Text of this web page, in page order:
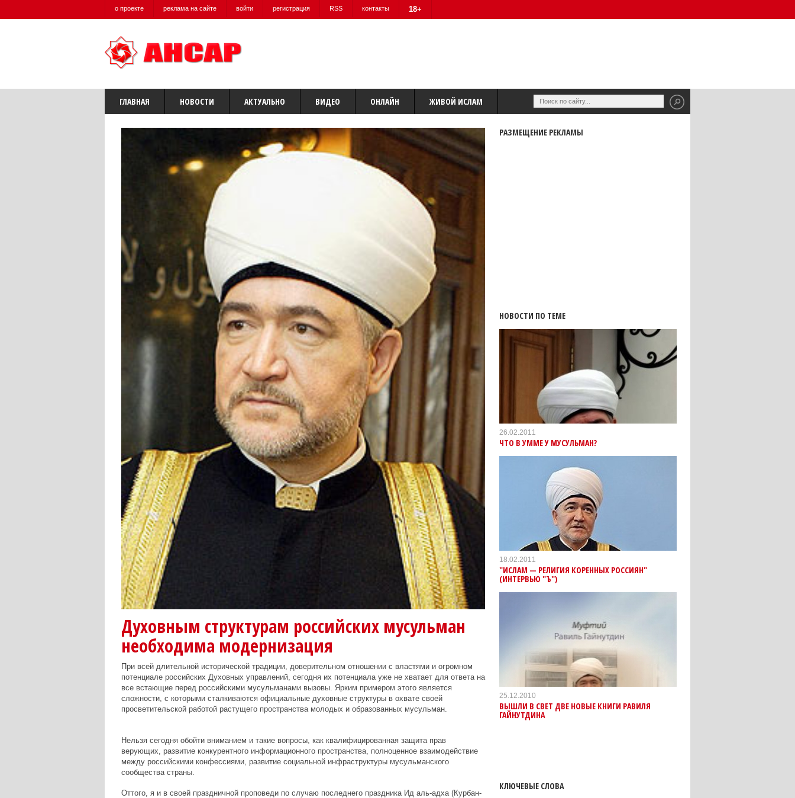
о проекте реклама на сайте войти регистрация RSS контакты 18+
ГЛАВНАЯ НОВОСТИ АКТУАЛЬНО ВИДЕО ОНЛАЙН ЖИВОЙ ИСЛАМ
Духовным структурам российских мусульман
необходима модернизация
При всей длительной исторической традиции, доверительном отношении с властями и огромном
потенциале российских Духовных управлений, сегодня их потенциала уже не хватает для ответа на
все встающие перед российскими мусульманами вызовы. Ярким примером этого является
сложности, с которыми сталкиваются официальные духовные структуры в охвате своей
просветительской работой растущего пространства молодых и образованных мусульман.
Нельзя сегодня обойти вниманием и такие вопросы, как квалифицированная защита прав
верующих, развитие конкурентного информационного пространства, полноценное взаимодействие
между российскими конфессиями, развитие социальной инфраструктуры мусульманского
сообщества страны.
Оттого, я и в своей праздничной проповеди по случаю последнего праздника Ид аль-адха (Курбан-
РАЗМЕЩЕНИЕ РЕКЛАМЫ
НОВОСТИ ПО ТЕМЕ
26.02.2011
ЧТО В УММЕ У МУСУЛЬМАН?
18.02.2011
"ИСЛАМ — РЕЛИГИЯ КОРЕННЫХ РОССИЯН"
(ИНТЕРВЬЮ "Ъ")
25.12.2010
ВЫШЛИ В СВЕТ ДВЕ НОВЫЕ КНИГИ РАВИЛЯ
ГАЙНУТДИНА
КЛЮЧЕВЫЕ СЛОВА